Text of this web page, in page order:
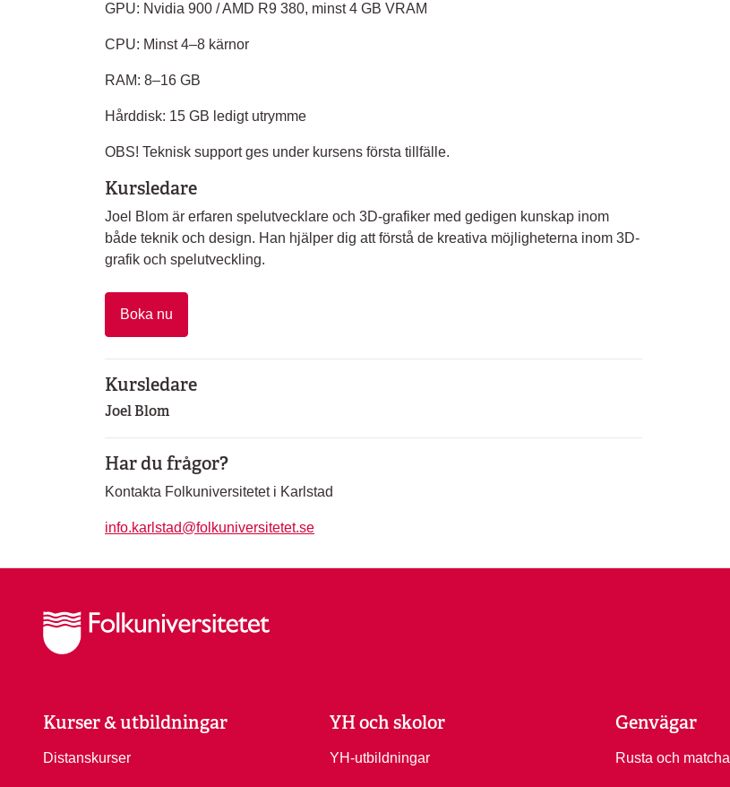
GPU: Nvidia 900 / AMD R9 380, minst 4 GB VRAM
CPU: Minst 4–8 kärnor
RAM: 8–16 GB
Hårddisk: 15 GB ledigt utrymme
OBS! Teknisk support ges under kursens första tillfälle.
Kursledare
Joel Blom är erfaren spelutvecklare och 3D-grafiker med gedigen kunskap inom
både teknik och design. Han hjälper dig att förstå de kreativa möjligheterna inom 3D-
grafik och spelutveckling.
Boka nu
Kursledare
Joel Blom
Har du frågor?
Kontakta Folkuniversitetet i Karlstad
info.karlstad@folkuniversitetet.se
Kurser & utbildningar
Distanskurser
YH och skolor
YH-utbildningar
Genvägar
Rusta och matcha